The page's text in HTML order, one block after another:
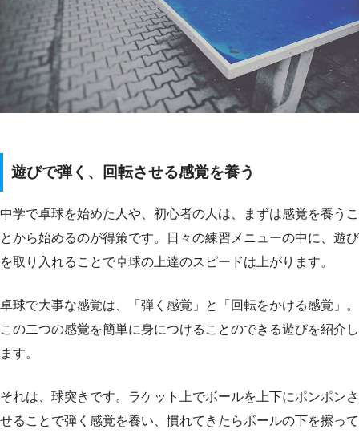
遊びで弾く、回転させる感覚を養う
中学で卓球を始めた人や、初心者の人は、まずは感覚を養うこ
とから始めるのが得策です。日々の練習メニューの中に、遊び
を取り入れることで卓球の上達のスピードは上がります。
卓球で大事な感覚は、「弾く感覚」と「回転をかける感覚」。
この二つの感覚を簡単に身につけることのできる遊びを紹介し
ます。
それは、球突きです。ラケット上でボールを上下にポンポンさ
せることで弾く感覚を養い、慣れてきたらボールの下を擦って